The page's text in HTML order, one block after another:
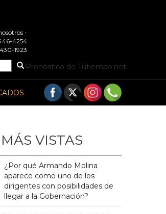
-
4254
1923
Pronóstico de Tutiempo.net
VISTAS
¿Por qué Armando Molina
aparece como uno de los
dirigentes con posibilidades de
llegar a la Gobernación?